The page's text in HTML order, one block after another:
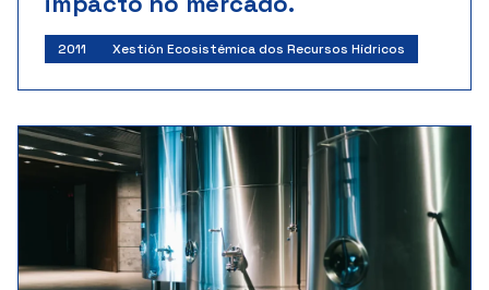
Investigador principal:Javier Jose Cancela Barrio
Instituto Nacional de Investigación e Tecnoloxía
Agraria e Alimentaria
Importe: 70.008 €
2011 Xestión Ecosistémica dos Recursos Hídricos